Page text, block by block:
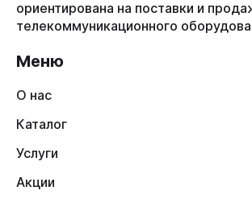
ориентирована на поставки и
телекоммуникационного
Меню
О нас
Каталог
Услуги
Акции